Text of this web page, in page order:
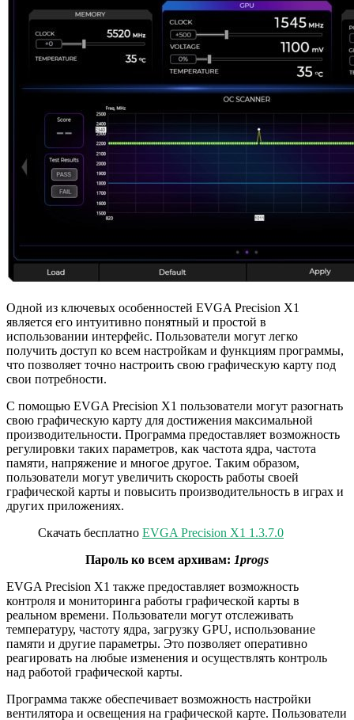
Одной из ключевых особенностей EVGA Precision X1
является его интуитивно понятный и простой в
использовании интерфейс. Пользователи могут легко
получить доступ ко всем настройкам и функциям программы,
что позволяет точно настроить свою графическую карту под
свои потребности.
С помощью EVGA Precision X1 пользователи могут разогнать
свою графическую карту для достижения максимальной
производительности. Программа предоставляет возможность
регулировки таких параметров, как частота ядра, частота
памяти, напряжение и многое другое. Таким образом,
пользователи могут увеличить скорость работы своей
графической карты и повысить производительность в играх и
других приложениях.
Скачать бесплатно EVGA Precision X1 1.3.7.0
Пароль ко всем архивам: 1progs
EVGA Precision X1 также предоставляет возможность
контроля и мониторинга работы графической карты в
реальном времени. Пользователи могут отслеживать
температуру, частоту ядра, загрузку GPU, использование
памяти и другие параметры. Это позволяет оперативно
реагировать на любые изменения и осуществлять контроль
над работой графической карты.
Программа также обеспечивает возможность настройки
вентилятора и освещения на графической карте. Пользователи